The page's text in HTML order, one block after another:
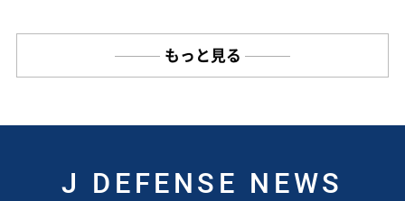
もっと見る
J DEFENSE NEWS